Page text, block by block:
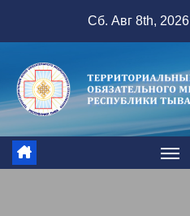
содержимому
Сб. Авг 8th, 2026